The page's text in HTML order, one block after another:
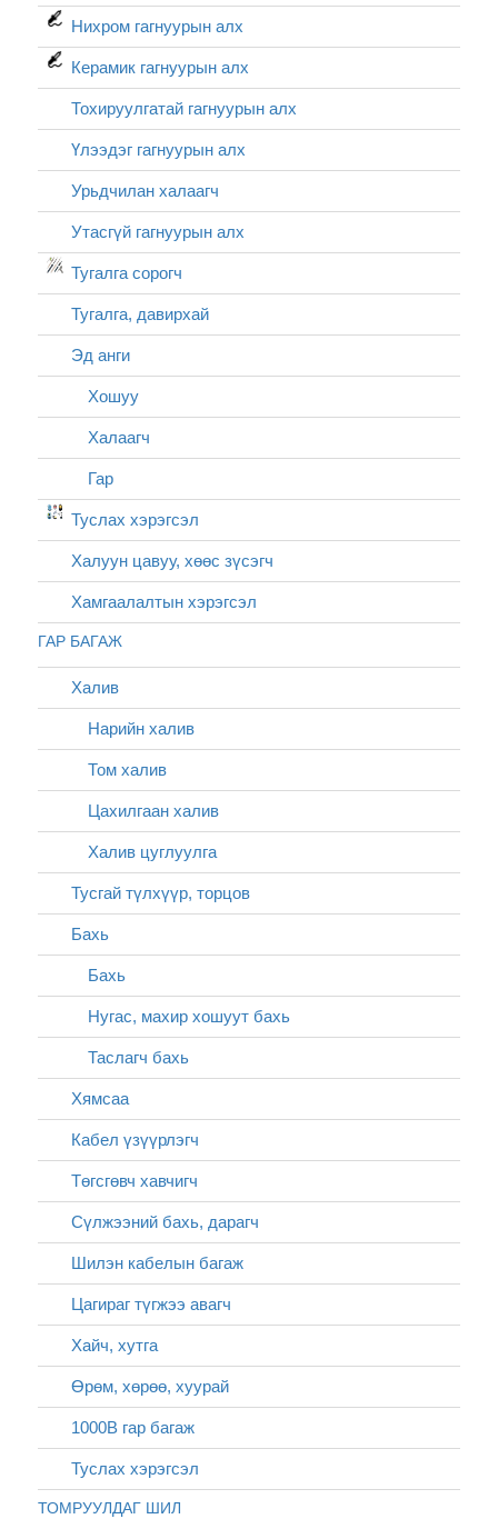
Нихром гагнуурын алх
Керамик гагнуурын алх
Тохируулгатай гагнуурын алх
Үлээдэг гагнуурын алх
Урьдчилан халаагч
Утасгүй гагнуурын алх
Тугалга сорогч
Тугалга, давирхай
Эд анги
Хошуу
Халаагч
Гар
Туслах хэрэгсэл
Халуун цавуу, хөөс зүсэгч
Хамгаалалтын хэрэгсэл
ГАР БАГАЖ
Халив
Нарийн халив
Том халив
Цахилгаан халив
Халив цуглуулга
Тусгай түлхүүр, торцов
Бахь
Бахь
Нугас, махир хошуут бахь
Таслагч бахь
Хямсаа
Кабел үзүүрлэгч
Төгсгөвч хавчигч
Сүлжээний бахь, дарагч
Шилэн кабелын багаж
Цагираг түгжээ авагч
Хайч, хутга
Өрөм, хөрөө, хуурай
1000В гар багаж
Туслах хэрэгсэл
ТОМРУУЛДАГ ШИЛ